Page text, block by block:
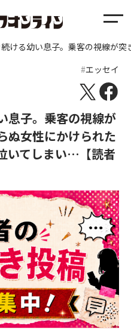
メ
ニ
ュ
ー
ける幼い息子。乗客の視線が
エッセイ
息子。乗客の視線が
ぬ女性にかけられた
いてしまい…【読者